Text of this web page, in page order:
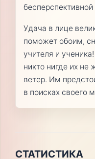
Удача в лице
поможет обоим,
учителя и
никто нигде их не
ветер. Им
в поисках своего
СТАТИСТИКА